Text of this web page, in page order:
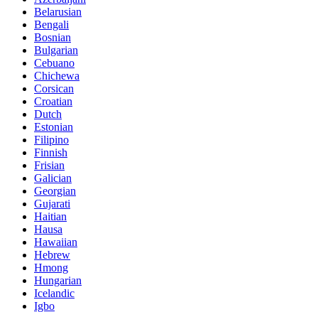
Belarusian
Bengali
Bosnian
Bulgarian
Cebuano
Chichewa
Corsican
Croatian
Dutch
Estonian
Filipino
Finnish
Frisian
Galician
Georgian
Gujarati
Haitian
Hausa
Hawaiian
Hebrew
Hmong
Hungarian
Icelandic
Igbo